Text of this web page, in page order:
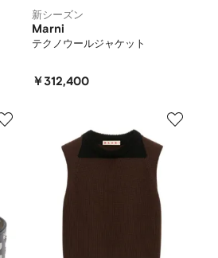
新シーズン
Marni
テクノウールジャケット
￥312,400